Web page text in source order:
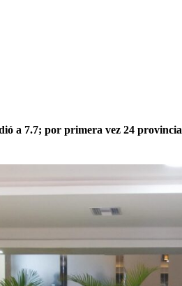
a 7.7; por primera vez 24